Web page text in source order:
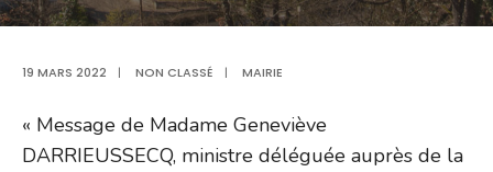
19 MARS 2022 | NON CLASSÉ | MAIRIE
« Message de Madame Geneviève
DARRIEUSSECQ, ministre déléguée auprès de la